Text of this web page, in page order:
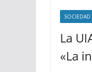
SOCIEDAD
La
«La